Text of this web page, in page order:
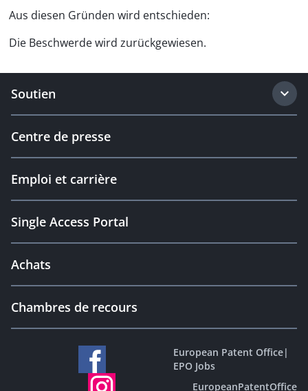
Aus diesen Gründen wird entschieden:
Die Beschwerde wird zurückgewiesen.
Soutien
Centre de presse
Emploi et carrière
Single Access Portal
Achats
Chambres de recours
European Patent Office|
EPO Jobs
EuropeanPatentOffice